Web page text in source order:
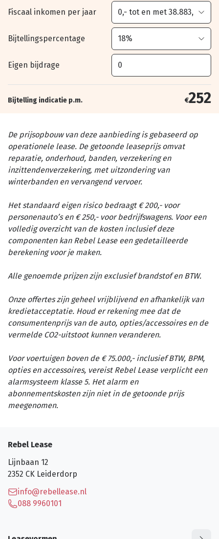
Fiscaal inkomen per jaar
Bijtellingspercentage
Eigen bijdrage
Bijtelling indicatie p.m. €252
De prijsopbouw van deze aanbieding is gebaseerd op
operationele lease. De getoonde leaseprijs omvat
reparatie, onderhoud, banden, verzekering en
inzittendenverzekering, met uitzondering van
winterbanden en vervangend vervoer.
Het standaard eigen risico bedraagt € 200,- voor
personenauto’s en € 250,- voor bedrijfswagens. Voor een
volledig overzicht van de kosten inclusief deze
componenten kan Rebel Lease een gedetailleerde
berekening voor je maken.
Alle genoemde prijzen zijn exclusief brandstof en BTW.
Onze offertes zijn geheel vrijblijvend en afhankelijk van
kredietacceptatie. Houd er rekening mee dat de
consumentenprijs van de auto, opties/accessoires en de
vermelde CO2-uitstoot kunnen veranderen.
Voor voertuigen boven de € 75.000,- inclusief BTW, BPM,
opties en accessoires, vereist Rebel Lease verplicht een
alarmsysteem klasse 5. Het alarm en
abonnementskosten zijn niet in de getoonde prijs
meegenomen.
Rebel Lease
Lijnbaan 12
2352 CK Leiderdorp
info@rebellease.nl
088 9960101